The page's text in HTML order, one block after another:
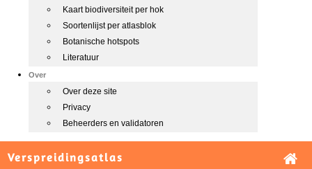
Kaart biodiversiteit per hok
Soortenlijst per atlasblok
Botanische hotspots
Literatuur
Over
Over deze site
Privacy
Beheerders en validatoren
Verspreidingsatlas